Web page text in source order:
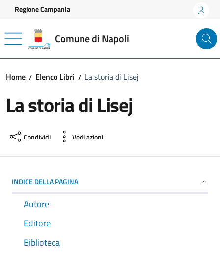
Vai ai contenuti
Vai al footer
Regione Campania
Comune di Napoli
Home Elenco Libri La storia di Lisej
La storia di Lisej
Condividi Vedi azioni
INDICE DELLA PAGINA
Autore
Editore
Biblioteca